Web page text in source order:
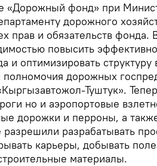
«Дорожный фонд» при
дорожного
прав и обязательств фонда.
повысить
и оптимизировать структуру
дорожных
Туштук».
но и аэропортовые
дорожки и перроны, а
разрабатывать
карьеры, добывать
материалы.